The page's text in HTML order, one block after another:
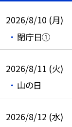
2026/8/10 (月)
閉庁日①
2026/8/11 (火)
山の日
2026/8/12 (水)